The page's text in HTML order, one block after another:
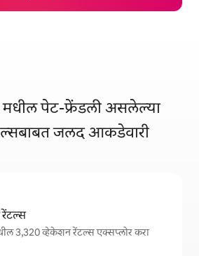
मधील पेट-फ्रेंडली असलेल्या
जलद आकडेवारी
3,320 व्हेकेशन रेंटल्स एक्सप्लोर करा